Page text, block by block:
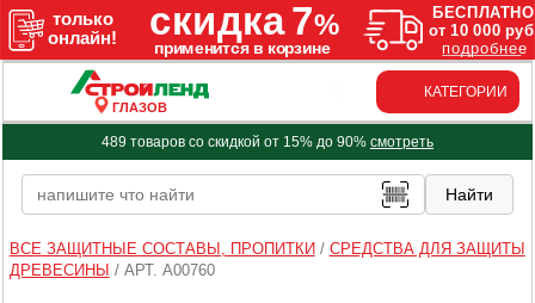
ГЛАЗОВ
КАТЕГОРИИ
489 товаров со скидкой от 15% до 90% смотреть
ВСЕ ЗАЩИТНЫЕ СОСТАВЫ, ПРОПИТКИ / СРЕДСТВА ДЛЯ ЗАЩИТЫ
ДРЕВЕСИНЫ / АРТ. A00760